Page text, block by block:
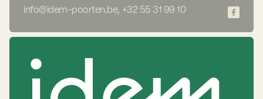
info@idem-poorten.be, +32 55 31 99 10